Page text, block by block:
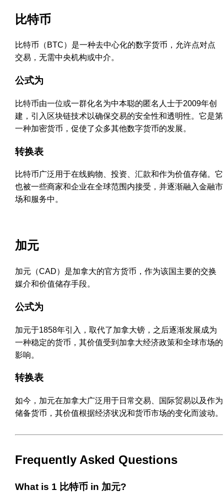
比特币
比特币（BTC）是一种去中心化的数字货币，允许点对点
交易，无需中央机构或中介。
公式为
比特币由一位或一群化名为中本聪的匿名人士于2009年创
建，引入区块链技术以确保交易的安全性和透明性。它是第
一种加密货币，促使了众多其他数字货币的发展。
转换表
比特币广泛用于在线购物、投资、汇款和作为价值存储。它
也被一些商家和企业在全球范围内接受，并逐渐融入金融市
场和服务中。
加元
加元（CAD）是加拿大的官方货币，作为该国主要的交换
媒介和价值储存手段。
公式为
加元于1858年引入，取代了加拿大镑，之后逐渐发展成为
一种稳定的货币，其价值受到加拿大经济政策和全球市场的
影响。
转换表
如今，加元在加拿大广泛用于日常交易、国际贸易以及作为
储备货币，其价值根据经济状况和货币市场的变化而波动。
Frequently Asked Questions
What is 1 比特币 in 加元?